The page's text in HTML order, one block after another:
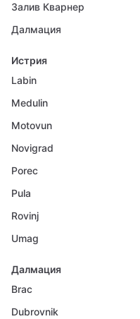
Залив Кварнер
Далмация
Истрия
Labin
Medulin
Motovun
Novigrad
Porec
Pula
Rovinj
Umag
Далмация
Brac
Dubrovnik